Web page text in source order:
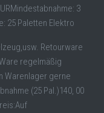
3
25 Paletten Elektro
Retourware
regelmäßig
Warenlager gerne
(25 Pal.)140, 00